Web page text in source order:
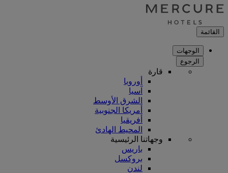
القائمة
الوجهات
الرجوع
قارة
أوروبا
آسيا
الشرق الأوسط
أمريكا الجنوبية
أفريقيا
المحيط الهادئ
وجهاتنا الرئيسية
باريس
بروكسل
لندن